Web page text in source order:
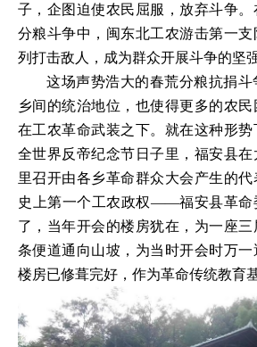
子，企图迫使农民屈服，放弃斗争
分粮斗争中，闽东北工农游击第一
列打击敌人，成为群众开展斗争的坚
这场声势浩大的春荒分粮抗捐
乡间的统治地位，也使得更多的农
在工农革命武装之下。就在这种形势
全世界反帝纪念节日子里，福安县
里召开由各乡革命群众大会产生的
史上第一个工农政权——福安县革命
了，当年开会的楼房犹在，为一座
条便道通向山坡，为当时开会时万一
楼房已修葺完好，作为革命传统教育基